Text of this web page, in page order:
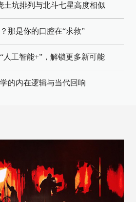
土坑排列与北斗七星高度相似
那是你的口腔在“求救”
人工智能+”，解锁更多新可能
的内在逻辑与当代回响